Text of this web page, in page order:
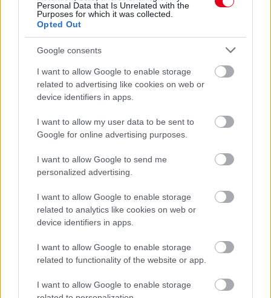
Personal Data that Is Unrelated with the
Purposes for which it was collected.
Opted Out
Google consents
I want to allow Google to enable storage
related to advertising like cookies on web or
device identifiers in apps.
I want to allow my user data to be sent to
Google for online advertising purposes.
I want to allow Google to send me
personalized advertising.
I want to allow Google to enable storage
related to analytics like cookies on web or
device identifiers in apps.
I want to allow Google to enable storage
related to functionality of the website or app.
I want to allow Google to enable storage
3 napja
Lewis Hamilton régi szenvedélye nyomán új bizniszbe